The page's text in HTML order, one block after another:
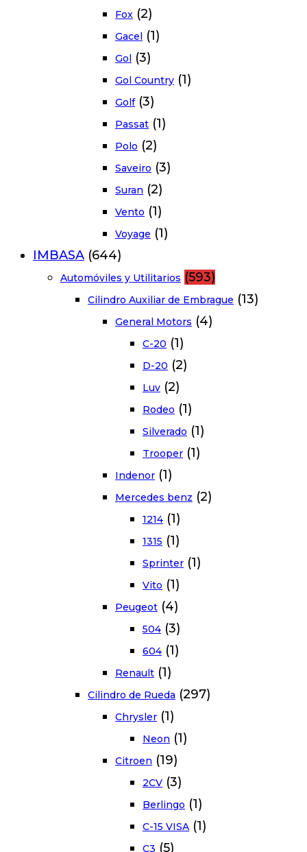
Fox (2)
Gacel (1)
Gol (3)
Gol Country (1)
Golf (3)
Passat (1)
Polo (2)
Saveiro (3)
Suran (2)
Vento (1)
Voyage (1)
IMBASA (644)
Automóviles y Utilitarios (593)
Cilindro Auxiliar de Embrague (13)
General Motors (4)
C-20 (1)
D-20 (2)
Luv (2)
Rodeo (1)
Silverado (1)
Trooper (1)
Indenor (1)
Mercedes benz (2)
1214 (1)
1315 (1)
Sprinter (1)
Vito (1)
Peugeot (4)
504 (3)
604 (1)
Renault (1)
Cilindro de Rueda (297)
Chrysler (1)
Neon (1)
Citroen (19)
2CV (3)
Berlingo (1)
C-15 VISA (1)
C3 (5)